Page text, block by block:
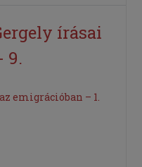
írásai
9.
emigrációban – 1.